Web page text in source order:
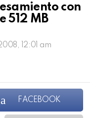
con
512 MB
12:01 am
FACEBOOK